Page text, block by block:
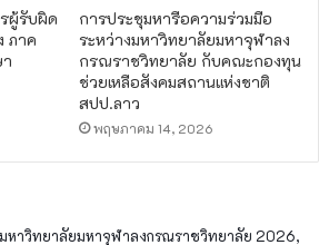
ผู้รับผิด
ภาค
การประชุมหารือความร่วมมือ
ระหว่างมหาวิทยาลัยมหาจุฬาลง
กรณราชวิทยาลัย กับคณะกองทุน
ช่วยเหลือสังคมสถานแห่งชาติ
สปป.ลาว
พฤษภาคม 14, 2026
หาวิทยาลัยมหาจุฬาลงกรณราชวิทยาลัย 2026,